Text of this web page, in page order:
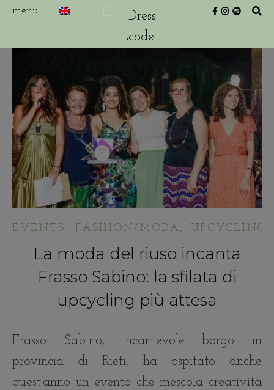
EVENTS, FASHION/MODA , UPCYCLING/
La moda del riuso incanta
Frasso Sabino: la sfilata di
upcycling più attesa
Frasso Sabino, incantevole borgo in
provincia di Rieti, ha ospitato anche
quest’anno un evento che mescola creatività